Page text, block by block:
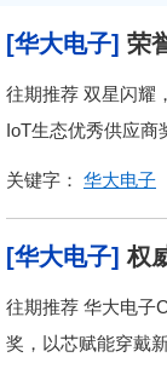
[华大电子] 荣
往期推荐 双星闪耀
IoT生态优秀供应商
关键字： 华大电子
[华大电子] 权
往期推荐 华大电子
奖，以芯赋能穿戴